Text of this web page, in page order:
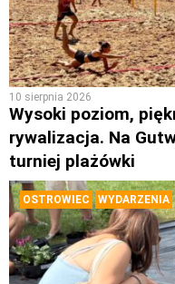
10 sierpnia 2026
Wysoki poziom,
rywalizacja. Na
turniej plażówki
OSTROWIEC WYDARZENIA